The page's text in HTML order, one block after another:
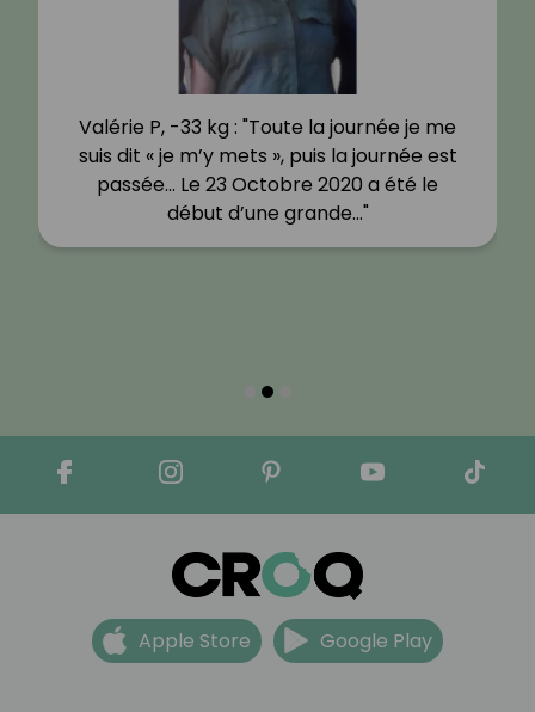
Valérie P, -33 kg : "Toute la journée je me
suis dit « je m’y mets », puis la journée est
passée… Le 23 Octobre 2020 a été le
début d’une grande…"
Apple Store Google Play